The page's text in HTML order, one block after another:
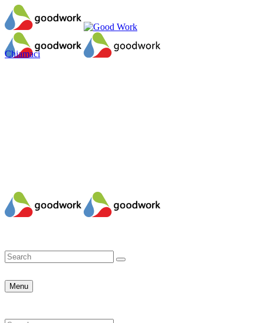
Chiamaci
Menu